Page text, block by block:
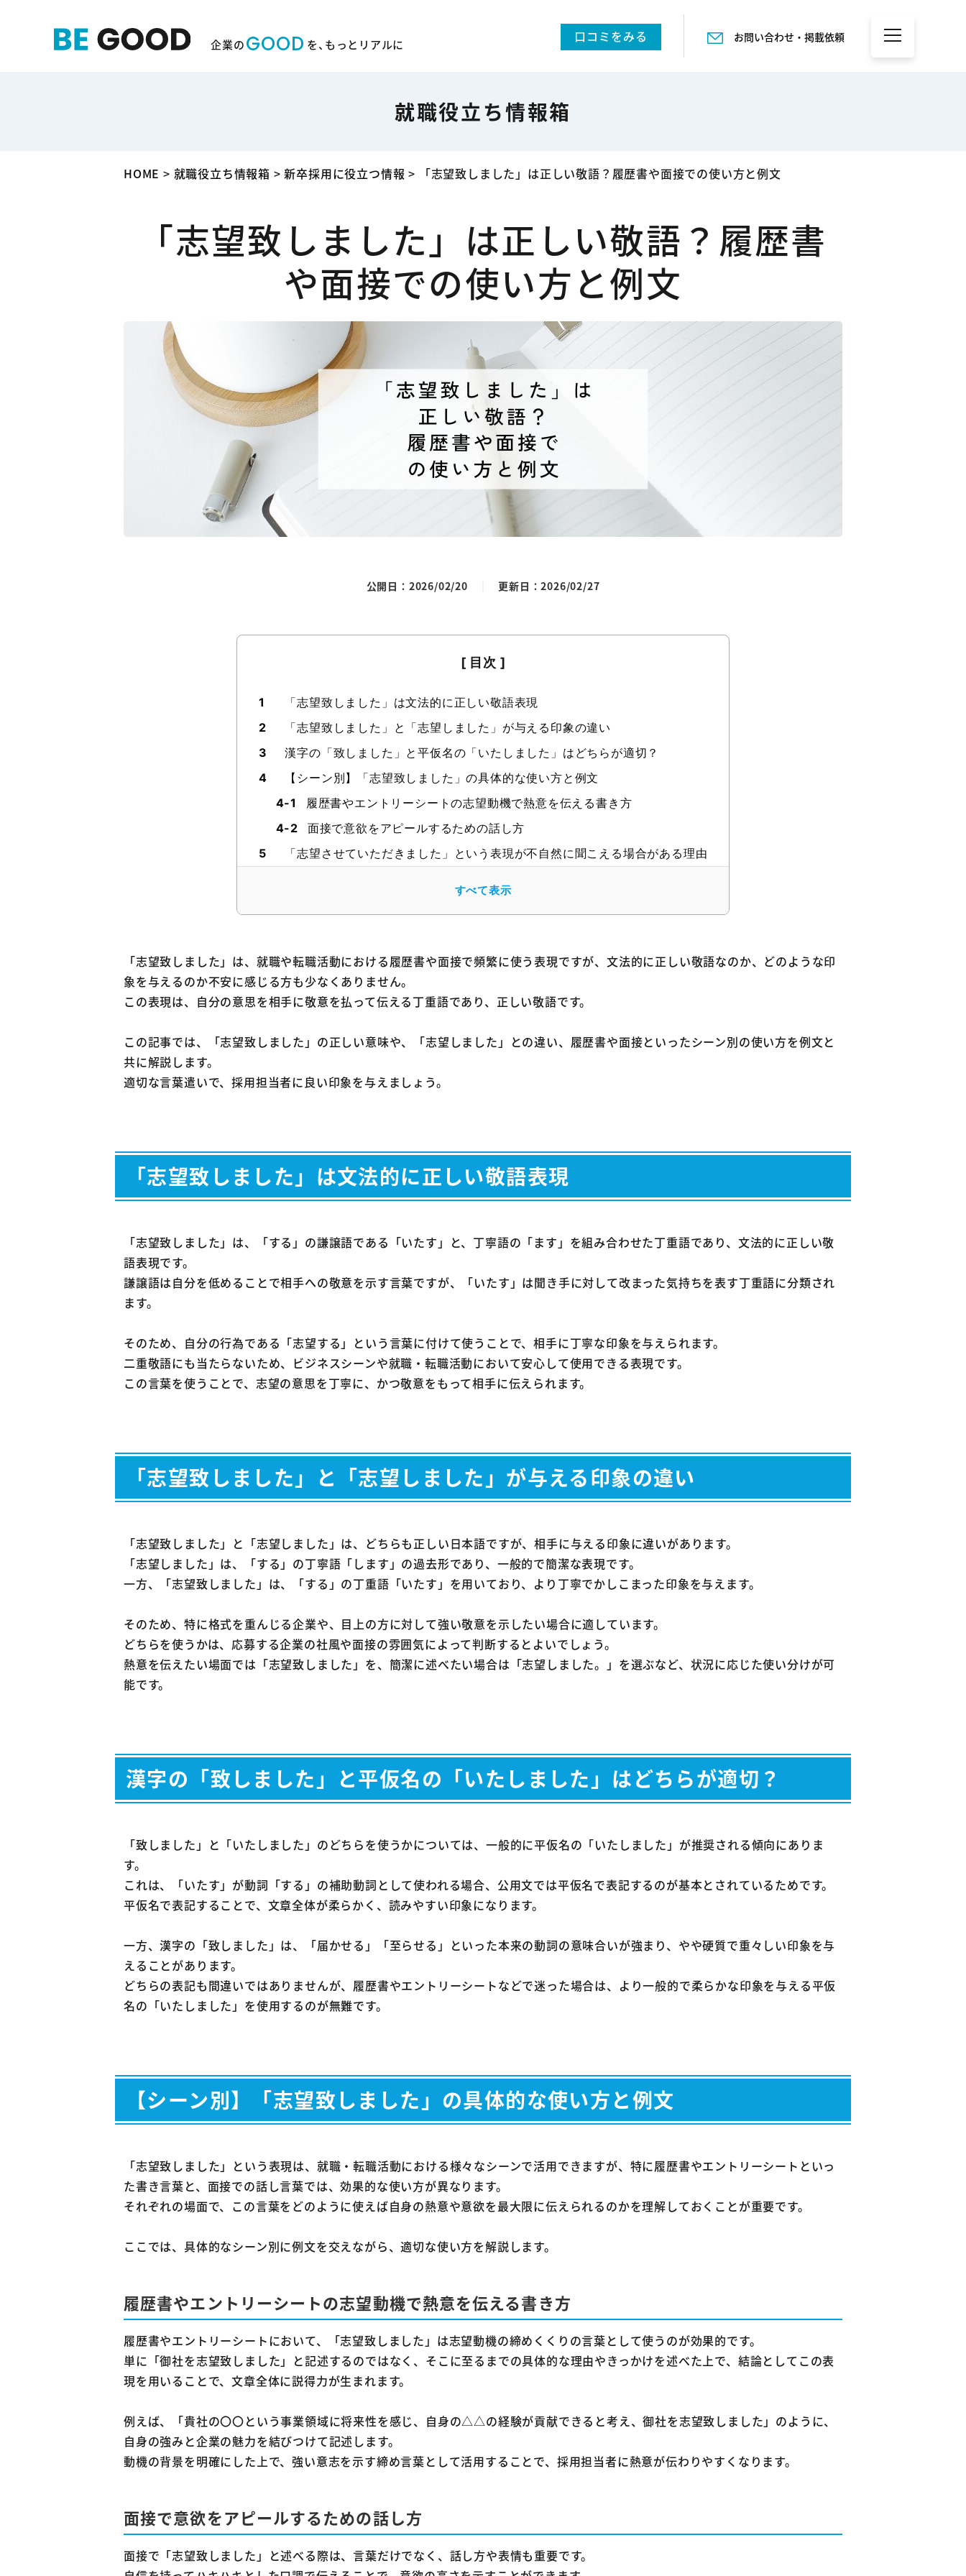
企業のGOOD を、もっとリアルに 口コミをみる お問い合わせ・掲載依頼
就職役立ち情報箱
HOME > 就職役立ち情報箱 >新卒採用に役立つ情報 > 「志望致しました」は正しい敬語？履歴書や面接での使い方と例文
「志望致しました」は正しい敬語？履歴書
や面接での使い方と例文
公開日：2026/02/20 更新日：2026/02/27
1
「志望致しました」は文法的に正しい敬語表現
2
「志望致しました」と「志望しました」が与える印象の違い
3
漢字の「致しました」と平仮名の「いたしました」はどちらが適切？
4
【シーン別】「志望致しました」の具体的な使い方と例文
4-1
履歴書やエントリーシートの志望動機で熱意を伝える書き方
4-2
面接で意欲をアピールするための話し方
5
「志望させていただきました」という表現が不自然に聞こえる場合がある理由
7
「志望致しました」に関するよくある質問
7-1 志望動機の締めは「志望致しました」以外の表現でも良いですか？
7-2 履歴書で「貴社を志望致しました。」とだけ書くのは問題ないですか？
すべて表示
「志望致しました」は、就職や転職活動における履歴書や面接で頻繁に使う表現ですが、文法的に正しい敬語なのか、どのような印
象を与えるのか不安に感じる方も少なくありません。
この表現は、自分の意思を相手に敬意を払って伝える丁重語であり、正しい敬語です。
この記事では、「志望致しました」の正しい意味や、「志望しました」との違い、履歴書や面接といったシーン別の使い方を例文と
共に解説します。
適切な言葉遣いで、採用担当者に良い印象を与えましょう。
「志望致しました」は文法的に正しい敬語表現
「志望致しました」は、「する」の謙譲語である「いたす」と、丁寧語の「ます」を組み合わせた丁重語であり、文法的に正しい敬
語表現です。
謙譲語は自分を低めることで相手への敬意を示す言葉ですが、「いたす」は聞き手に対して改まった気持ちを表す丁重語に分類され
ます。
そのため、自分の行為である「志望する」という言葉に付けて使うことで、相手に丁寧な印象を与えられます。
二重敬語にも当たらないため、ビジネスシーンや就職・転職活動において安心して使用できる表現です。
この言葉を使うことで、志望の意思を丁寧に、かつ敬意をもって相手に伝えられます。
「志望致しました」と「志望しました」が与える印象の違い
「志望致しました」と「志望しました」は、どちらも正しい日本語ですが、相手に与える印象に違いがあります。
「志望しました」は、「する」の丁寧語「します」の過去形であり、一般的で簡潔な表現です。
一方、「志望致しました」は、「する」の丁重語「いたす」を用いており、より丁寧でかしこまった印象を与えます。
そのため、特に格式を重んじる企業や、目上の方に対して強い敬意を示したい場合に適しています。
どちらを使うかは、応募する企業の社風や面接の雰囲気によって判断するとよいでしょう。
熱意を伝えたい場面では「志望致しました」を、簡潔に述べたい場合は「志望しました。」を選ぶなど、状況に応じた使い分けが可
能です。
漢字の「致しました」と平仮名の「いたしました」はどちらが適切？
「致しました」と「いたしました」のどちらを使うかについては、一般的に平仮名の「いたしました」が推奨される傾向にありま
す。
これは、「いたす」が動詞「する」の補助動詞として使われる場合、公用文では平仮名で表記するのが基本とされているためです。
平仮名で表記することで、文章全体が柔らかく、読みやすい印象になります。
一方、漢字の「致しました」は、「届かせる」「至らせる」といった本来の動詞の意味合いが強まり、やや硬質で重々しい印象を与
えることがあります。
どちらの表記も間違いではありませんが、履歴書やエントリーシートなどで迷った場合は、より一般的で柔らかな印象を与える平仮
名の「いたしました」を使用するのが無難です。
【シーン別】「志望致しました」の具体的な使い方と例文
「志望致しました」という表現は、就職・転職活動における様々なシーンで活用できますが、特に履歴書やエントリーシートといっ
た書き言葉と、面接での話し言葉では、効果的な使い方が異なります。
それぞれの場面で、この言葉をどのように使えば自身の熱意や意欲を最大限に伝えられるのかを理解しておくことが重要です。
ここでは、具体的なシーン別に例文を交えながら、適切な使い方を解説します。
履歴書やエントリーシートの志望動機で熱意を伝える書き方
履歴書やエントリーシートにおいて、「志望致しました」は志望動機の締めくくりの言葉として使うのが効果的です。
単に「御社を志望致しました」と記述するのではなく、そこに至るまでの具体的な理由やきっかけを述べた上で、結論としてこの表
現を用いることで、文章全体に説得力が生まれます。
例えば、「貴社の〇〇という事業領域に将来性を感じ、自身の△△の経験が貢献できると考え、御社を志望致しました」のように、
自身の強みと企業の魅力を結びつけて記述します。
動機の背景を明確にした上で、強い意志を示す締め言葉として活用することで、採用担当者に熱意が伝わりやすくなります。
面接で意欲をアピールするための話し方
面接で「志望致しました」と述べる際は、言葉だけでなく、話し方や表情も重要です。